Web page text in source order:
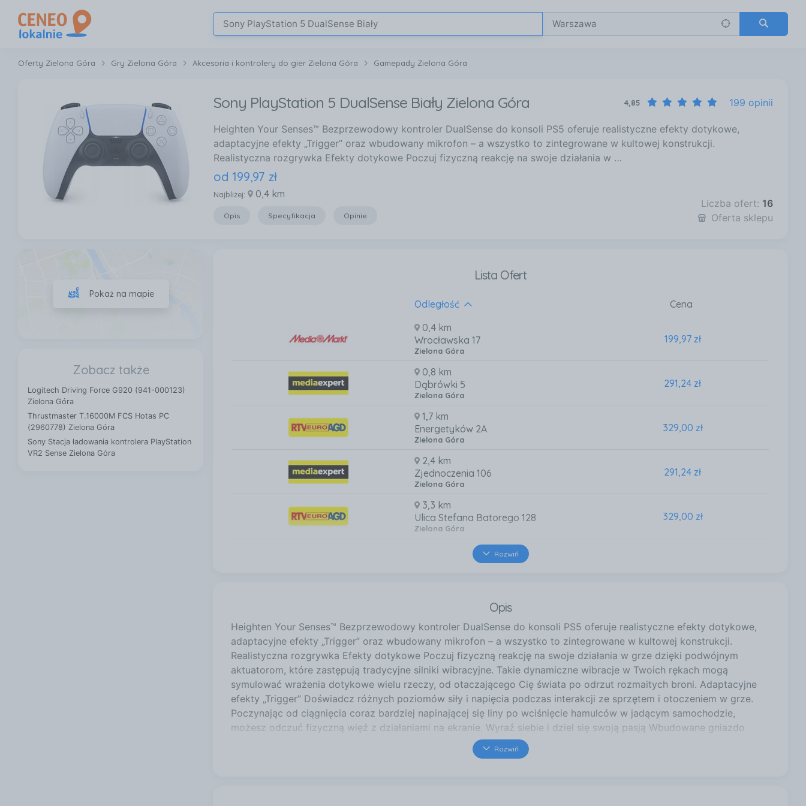
Oferty Zielona Góra Gry Zielona Góra Akcesoria i kontrolery do gier Zielona Góra Gamepady Zielona Góra
Sony PlayStation 5 DualSense Biały Zielona Góra 4,85 199 opinii
Heighten Your Senses™ Bezprzewodowy kontroler DualSense do konsoli PS5 oferuje realistyczne efekty dotykowe,
adaptacyjne efekty „Trigger” oraz wbudowany mikrofon – a wszystko to zintegrowane w kultowej konstrukcji.
Realistyczna rozgrywka Efekty dotykowe Poczuj fizyczną reakcję na swoje działania w …
od 199,97 zł
Najbliżej: 0,4 km
Opis Specyfikacja Opinie
Liczba ofert: 16
Oferta sklepu
Lista Ofert
Odległość
Cena
0,4 km
Wrocławska 17
Zielona Góra
199,97 zł
0,8 km
Dąbrówki 5
Zielona Góra
291,24 zł
1,7 km
Energetyków 2A
Zielona Góra
329,00 zł
2,4 km
Zjednoczenia 106
Zielona Góra
291,24 zł
3,3 km
Ulica Stefana Batorego 128
Zielona Góra
329,00 zł
Południowa 5
30 km
Pułaskiego 11
Krosno Odrzańskie
291,24 zł
35 km
Marszałka Józefa Piłsudskiego 49
291,24 zł
37 km
ul. Dworcowa 16
Rozwiń
Opis
Heighten Your Senses™ Bezprzewodowy kontroler DualSense do konsoli PS5 oferuje realistyczne efekty dotykowe,
adaptacyjne efekty „Trigger” oraz wbudowany mikrofon – a wszystko to zintegrowane w kultowej konstrukcji.
Realistyczna rozgrywka Efekty dotykowe Poczuj fizyczną reakcję na swoje działania w grze dzięki podwójnym
aktuatorom, które zastępują tradycyjne silniki wibracyjne. Takie dynamiczne wibracje w Twoich rękach mogą
symulować wrażenia dotykowe wielu rzeczy, od otaczającego Cię świata po odrzut rozmaitych broni. Adaptacyjne
efekty „Trigger” Doświadcz różnych poziomów siły i napięcia podczas interakcji ze sprzętem i otoczeniem w grze.
Poczynając od ciągnięcia coraz bardziej napinającej się liny po wciśnięcie hamulców w jadącym samochodzie,
możesz odczuć fizyczną więź z działaniami na ekranie. Wyraź siebie i dziel się swoją pasją Wbudowane gniazdo
mikrofonu i zestawu słuchawkowego Rozmawiaj ze znajomymi online za pomocą wbudowanego mikrofonu, albo
podłączając zestaw słuchawkowy do gniazda 3,5 mm. Za pomocą specjalnego przycisku MUTE możesz wyłączać
Rozwiń
Pokaż na mapie
Zobacz także
Logitech Driving Force G920 (941-000123)
Zielona Góra
Thrustmaster T.16000M FCS Hotas PC
(2960778) Zielona Góra
Sony Stacja ładowania kontrolera PlayStation
VR2 Sense Zielona Góra